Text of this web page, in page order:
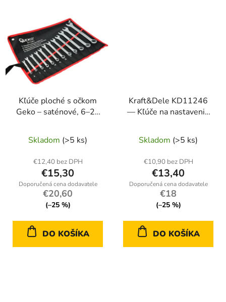
Kľúče ploché s očkom
Geko – saténové, 6–22
oceľ
Skladom (>5 ks)
€12,40 bez DPH
€15,30
€20,60
(–25 %)
DO KOŠÍKA
Kraft&Dele KD11246
— Kľúče na nastavenie
Skladom (>5 ks)
€10,90 bez DPH
€13,40
€18
(–25 %)
DO KOŠÍKA